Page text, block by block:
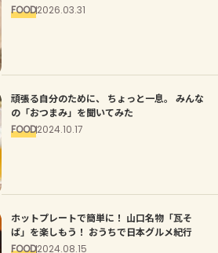
FOOD2026.03.31
頑張る自分のために、 ちょっと一息。 みんな
の「おつまみ」を聞いてみた
FOOD2024.10.17
ホットプレートで簡単に！ 山口名物「瓦そ
ば」を楽しもう！ おうちで日本グルメ紀行
FOOD2024.08.15